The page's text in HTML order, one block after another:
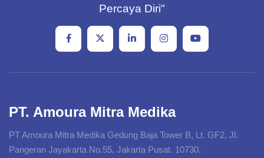
Percaya Diri"
PT. Amoura Mitra Medika
PT Amoura Mitra Medika Gedung Baja Tower B, Lt. GF2, Jl.
Pangeran Jayakarta No.55, Jakarta Pusat. 10730.